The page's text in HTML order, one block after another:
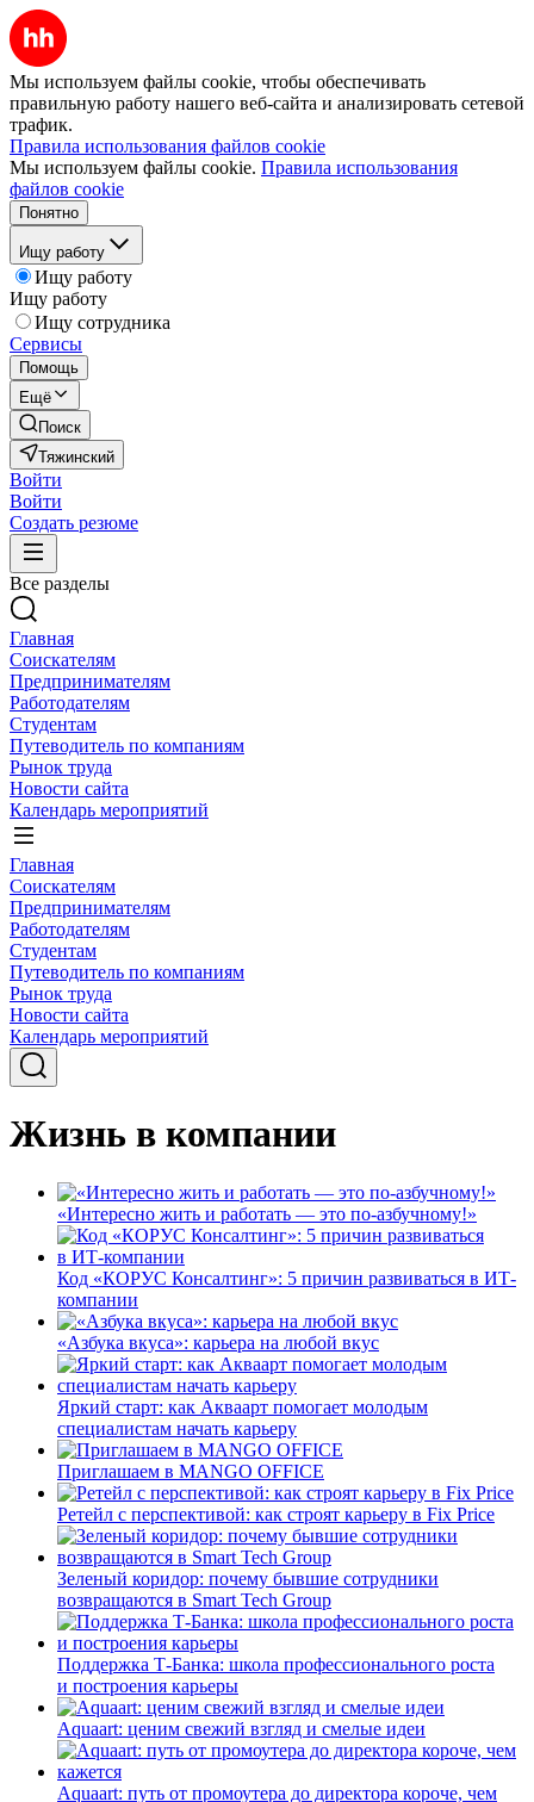
Мы используем файлы cookie, чтобы обеспечивать
правильную работу нашего веб-сайта и анализировать сетевой
трафик.
Правила использования файлов cookie
Мы используем файлы cookie. Правила использования
файлов cookie
Понятно
Ищу работу
Ищу работу
Ищу работу
Ищу сотрудника
Сервисы
Помощь
Ещё
Поиск
Тяжинский
Войти
Войти
Создать резюме
Все разделы
Главная
Соискателям
Предпринимателям
Работодателям
Студентам
Путеводитель по компаниям
Рынок труда
Новости сайта
Календарь мероприятий
Главная
Соискателям
Предпринимателям
Работодателям
Студентам
Путеводитель по компаниям
Рынок труда
Новости сайта
Календарь мероприятий
Жизнь в компании
«Интересно жить и работать — это по-азбучному!»
Код «КОРУС Консалтинг»: 5 причин развиваться в ИТ-
компании
«Азбука вкуса»: карьера на любой вкус
Яркий старт: как Акваарт помогает молодым
специалистам начать карьеру
Приглашаем в MANGO OFFICE
Ретейл с перспективой: как строят карьеру в Fix Price
Зеленый коридор: почему бывшие сотрудники
возвращаются в Smart Tech Group
Поддержка Т-Банка: школа профессионального роста
и построения карьеры
Aquaart: ценим свежий взгляд и смелые идеи
Aquaart: путь от промоутера до директора короче, чем